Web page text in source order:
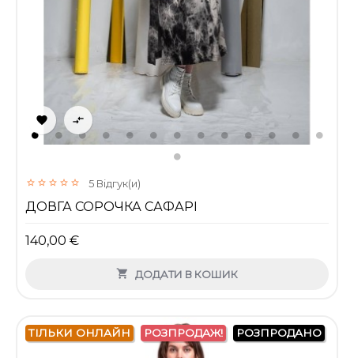
 
5 Відгук(и)
ДОВГА СОРОЧКА САФАРІ
140,00 €
 ДОДАТИ В КОШИК
ТІЛЬКИ ОНЛАЙН РОЗПРОДАЖ! РОЗПРОДАНО